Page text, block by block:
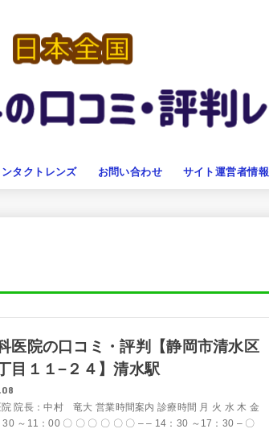
ンタクトレンズ お問い合わせ サイト運営者情報
医院の口コミ・評判【静岡市清水区
目１１−２４】清水駅
院長：中村 竜大 営業時間案内 診療時間 月 火 水 木 金
30 ～11：00 〇 〇 〇 〇 〇 〇 – – 14：30 ～17：30 – 〇